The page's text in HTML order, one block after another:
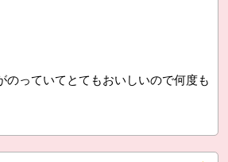
のっていてとてもおいしいので何度も